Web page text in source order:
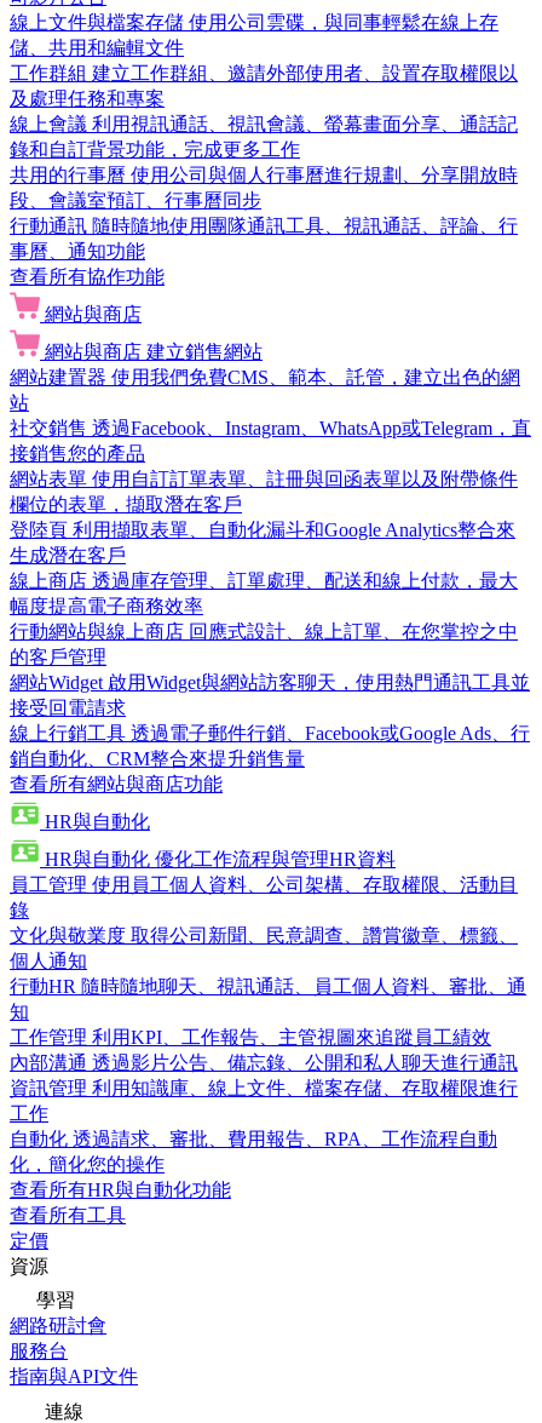
線上文件與檔案存儲 使用公司雲碟，與同事輕鬆在線上存
儲、共用和編輯文件
工作群組 建立工作群組、邀請外部使用者、設置存取權限以
及處理任務和專案
線上會議 利用視訊通話、視訊會議、螢幕畫面分享、通話記
錄和自訂背景功能，完成更多工作
共用的行事曆 使用公司與個人行事曆進行規劃、分享開放時
段、會議室預訂、行事曆同步
行動通訊 隨時隨地使用團隊通訊工具、視訊通話、評論、行
事曆、通知功能
查看所有協作功能
網站與商店
網站與商店 建立銷售網站
網站建置器 使用我們免費CMS、範本、託管，建立出色的網
站
社交銷售 透過Facebook、Instagram、WhatsApp或Telegram，直
接銷售您的產品
網站表單 使用自訂訂單表單、註冊與回函表單以及附帶條件
欄位的表單，擷取潛在客戶
登陸頁 利用擷取表單、自動化漏斗和Google Analytics整合來
生成潛在客戶
線上商店 透過庫存管理、訂單處理、配送和線上付款，最大
幅度提高電子商務效率
行動網站與線上商店 回應式設計、線上訂單、在您掌控之中
的客戶管理
網站Widget 啟用Widget與網站訪客聊天，使用熱門通訊工具並
接受回電請求
線上行銷工具 透過電子郵件行銷、Facebook或Google Ads、行
銷自動化、CRM整合來提升銷售量
查看所有網站與商店功能
HR與自動化
HR與自動化 優化工作流程與管理HR資料
員工管理 使用員工個人資料、公司架構、存取權限、活動目
錄
文化與敬業度 取得公司新聞、民意調查、讚賞徽章、標籤、
個人通知
行動HR 隨時隨地聊天、視訊通話、員工個人資料、審批、通
知
工作管理 利用KPI、工作報告、主管視圖來追蹤員工績效
內部溝通 透過影片公告、備忘錄、公開和私人聊天進行通訊
資訊管理 利用知識庫、線上文件、檔案存儲、存取權限進行
工作
自動化 透過請求、審批、費用報告、RPA、工作流程自動
化，簡化您的操作
查看所有HR與自動化功能
查看所有工具
定價
資源
學習
網路研討會
服務台
指南與API文件
連線